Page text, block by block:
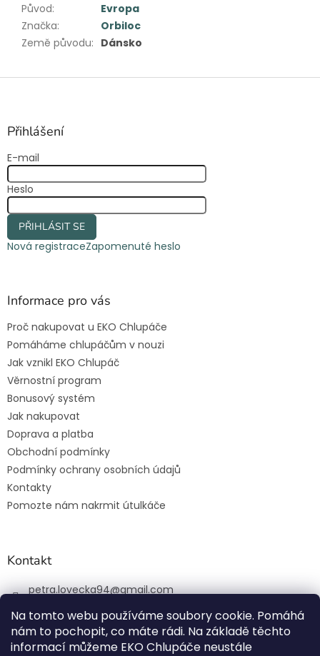
Na tomto webu používáme soubory cookie. Pomáhá
nám to pochopit, co máte rádi. Na základě těchto
informací můžeme EKO Chlupáče neustále
Původ:
Evropa
Značka:
Orbiloc
Země původu: Dánsko
Z
Přihlášení
E-mail
Heslo
PŘIHLÁSIT SE
Nová registraceZapomenuté heslo
Informace pro vás
Proč nakupovat u EKO Chlupáče
Pomáháme chlupáčům v nouzi
Jak vznikl EKO Chlupáč
Věrnostní program
Bonusový systém
Jak nakupovat
Doprava a platba
Obchodní podmínky
Podmínky ochrany osobních údajů
Kontakty
Pomozte nám nakrmit útulkáče
Kontakt
petra.lovecka94@gmail.com
+420 774 131 648
ekochlupac.cz